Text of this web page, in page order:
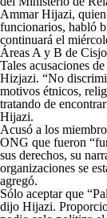
Ammar Hijazi, quien
funcionarios, habló
continuará el
Áreas A y B de
Tales acusaciones
Hizjazi. “No
motivos étnicos,
tratando de
Hijazi.
Acusó a los
ONG que fueron
sus derechos, su
organizaciones se
agregó.
Sólo aceptar que
dijo Hijazi.